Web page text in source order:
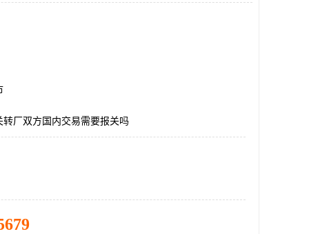
转厂双方国内交易需要报关吗